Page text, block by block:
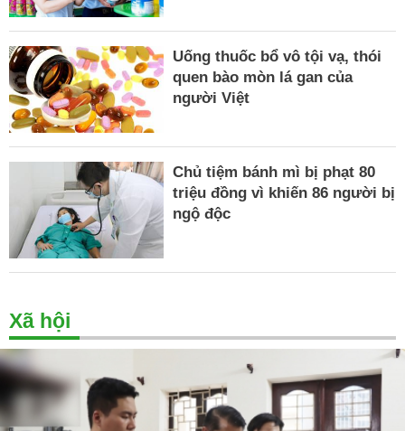
Uống thuốc bổ vô tội vạ, thói
quen bào mòn lá gan của
người Việt
Chủ tiệm bánh mì bị phạt 80
triệu đồng vì khiến 86 người bị
ngộ độc
Xã hội